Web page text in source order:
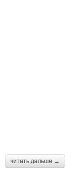
читать дальше →